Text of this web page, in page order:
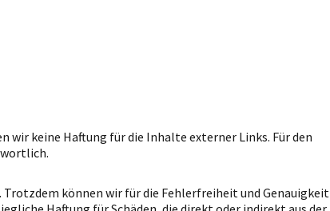
keine Haftung für die Inhalte externer Links. Für den
können wir für die Fehlerfreiheit und Genauigkeit